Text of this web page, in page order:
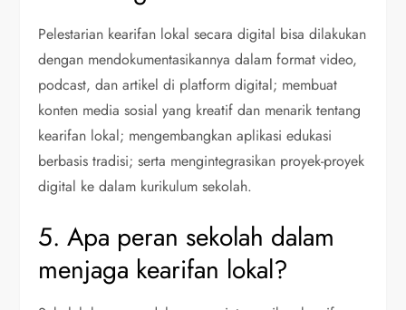
Pelestarian kearifan lokal secara digital bisa dilakukan
dengan mendokumentasikannya dalam format video,
podcast, dan artikel di platform digital; membuat
konten media sosial yang kreatif dan menarik tentang
kearifan lokal; mengembangkan aplikasi edukasi
berbasis tradisi; serta mengintegrasikan proyek-proyek
digital ke dalam kurikulum sekolah.
5. Apa peran sekolah dalam
menjaga kearifan lokal?